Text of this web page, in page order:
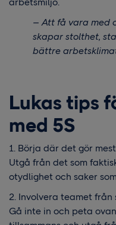
– Att få vara med
skapar stolthet,
bättre
Lukas tips
med 5S
1. Börja där det gör
Utgå från det som
otydlighet och saker
2. Involvera teamet från
Gå inte in och peta